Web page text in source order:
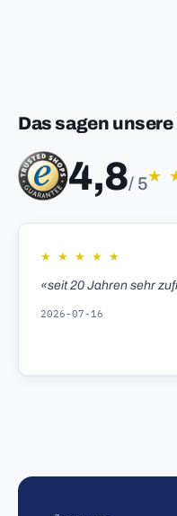
Das sagen
4,8/ 5★
★ ★ ★ ★ ★
«seit 20 Jahren sehr
2026-07-16